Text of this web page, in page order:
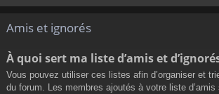
Amis et ignorés
À quoi sert ma liste d’amis et
Vous pouvez utiliser ces listes afin d’organiser et
du forum. Les membres ajoutés à votre liste